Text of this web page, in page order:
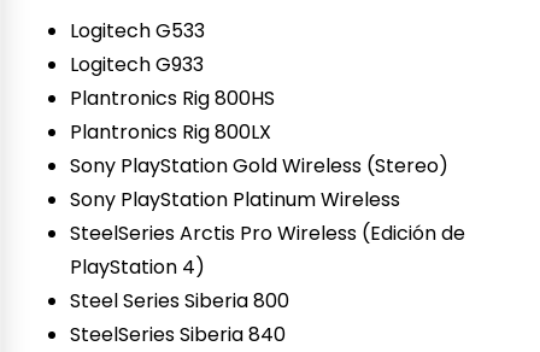
Logitech G533
Logitech G933
Plantronics Rig 800HS
Plantronics Rig 800LX
Sony PlayStation Gold Wireless (Stereo)
Sony PlayStation Platinum Wireless
SteelSeries Arctis Pro Wireless (Edición de
PlayStation 4)
Steel Series Siberia 800
SteelSeries Siberia 840